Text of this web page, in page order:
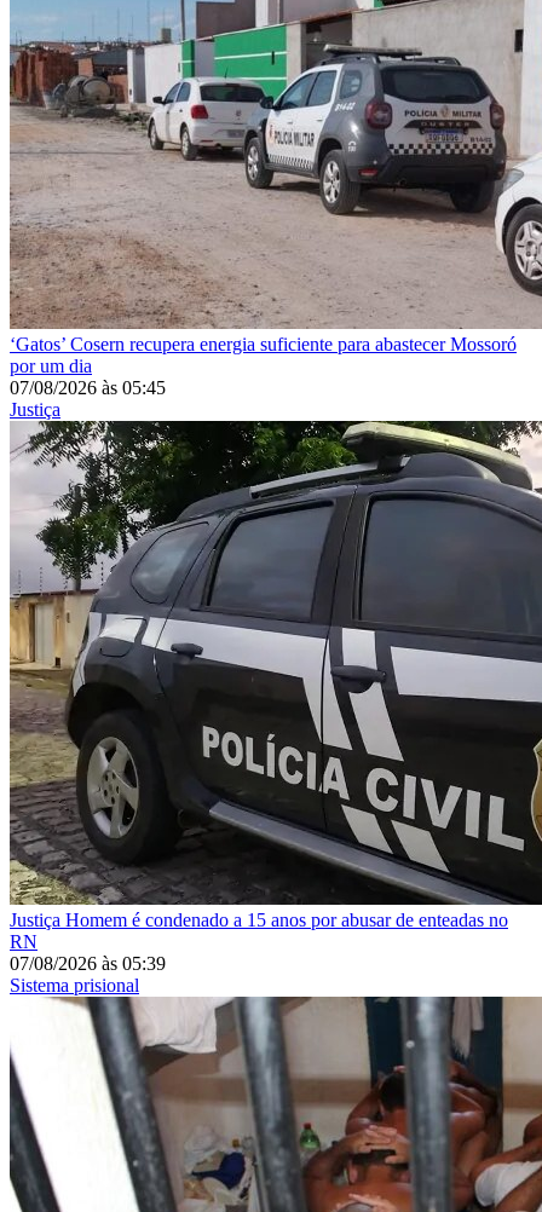
‘Gatos’ Cosern recupera energia suficiente para abastecer Mossoró
por um dia
07/08/2026 às 05:45
Justiça
Justiça Homem é condenado a 15 anos por abusar de enteadas no
RN
07/08/2026 às 05:39
Sistema prisional